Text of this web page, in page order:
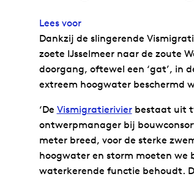
Lees voor
Dankzij de slingerende
zoete IJsselmeer naar de zoute
doorgang, oftewel een ‘gat’, in
extreem hoogwater beschermd
‘De Vismigratierivierbestaat uit
ontwerpmanager bij
meter breed, voor de sterke
hoogwater en storm moeten we
waterkerende functie behoudt.